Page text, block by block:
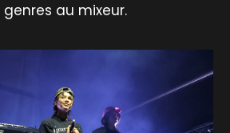
au mixeur.